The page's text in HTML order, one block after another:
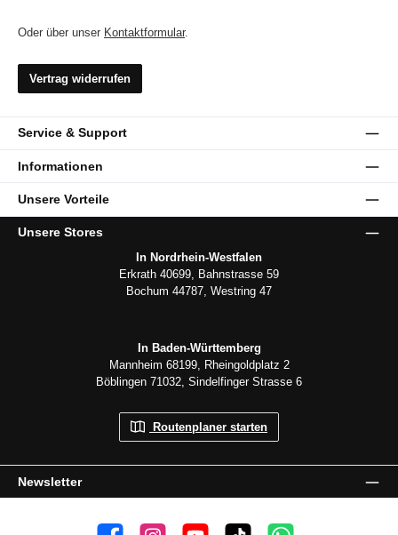
Oder über unser Kontaktformular.
Vertrag widerrufen
Service & Support
Informationen
Unsere Vorteile
Newsletter
Unsere Stores
In Nordrhein-Westfalen
Erkrath 40699, Bahnstrasse 59
Bochum 44787, Westring 47
In Baden-Württemberg
Mannheim 68199, Rheingoldplatz 2
Böblingen 71032, Sindelfinger Strasse 6
Routenplaner starten